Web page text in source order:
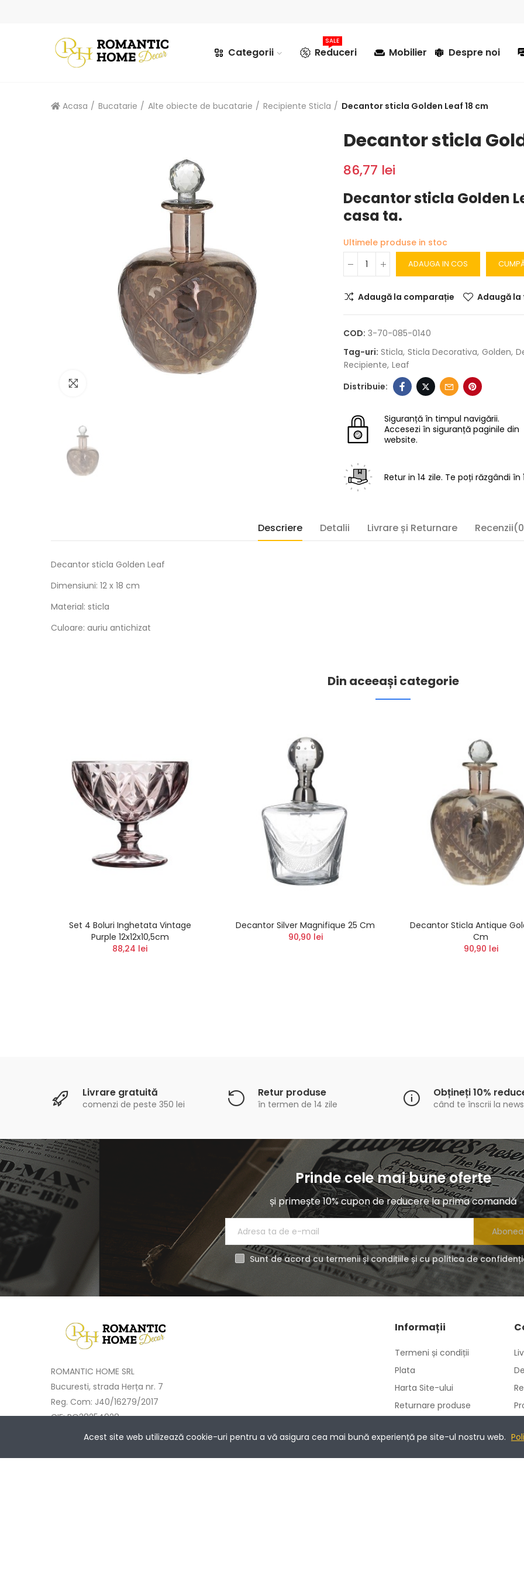
Categorii Reduceri
SALE
Mobilier Despre noi
Acasa Bucatarie Alte obiecte de bucatarie Recipiente Sticla Decantor sticla Golden Leaf 18 cm
Decantor sticla
86,77 lei
Decantor sticla Golden
casa ta.
Ultimele produse in stoc
ADAUGA IN COS
Adaugă la comparație Adaugă
COD: 3-70-085-0140
Tag-uri: Sticla Sticla Decorativa Golden
Recipiente Leaf
Siguranță în timpul navigării.
Accesezi în siguranță paginile din
website.
Retur in 14 zile. Te poți răzgândi
Descriere Detalii Livrare și Returnare
Decantor sticla Golden Leaf
Dimensiuni: 12 x 18 cm
Material: sticla
Culoare: auriu antichizat
Din aceeași categorie
Set 4 Boluri Inghetata Vintage
Purple 12x12x10,5cm
88,24 lei
Decantor Silver Magnifique 25 Cm
90,90 lei
Decantor Sticla Antique
Cm
90,90 lei
Livrare gratuită
comenzi de peste 350 lei
Retur produse
în termen de 14 zile
Obțineți 10%
când te înscrii la
Prinde cele mai bune oferte
și primește 10% cupon de reducere la prima comandă
Sunt de acord cu termenii și condițiile și cu politica de
ROMANTIC HOME SRL
Bucuresti, strada Herța nr. 7
Reg. Com: J40/16279/2017
CIF: RO38254928
Cont: RO68BTRLRONCRT0414212101
Informații
Termeni și condiții
Plata
Harta Site-ului
Returnare produse
cookie-uri
caracter personal
Acest site web utilizează cookie-uri pentru a vă asigura cea mai bună experiență pe site-ul nostru web.